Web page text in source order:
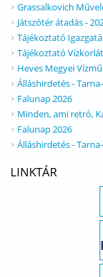
Grassalkovich
Játszótér átadás -
Tájékoztató
Tájékoztató
Heves Megyei
Álláshirdetés -
Falunap 2026
Minden, ami retró,
Falunap 2026
Álláshirdetés -
LINKTÁR